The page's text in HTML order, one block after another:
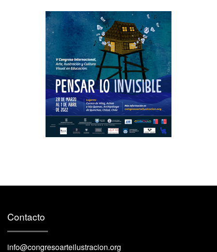
Contacto
info@congresoarteilustracion.org